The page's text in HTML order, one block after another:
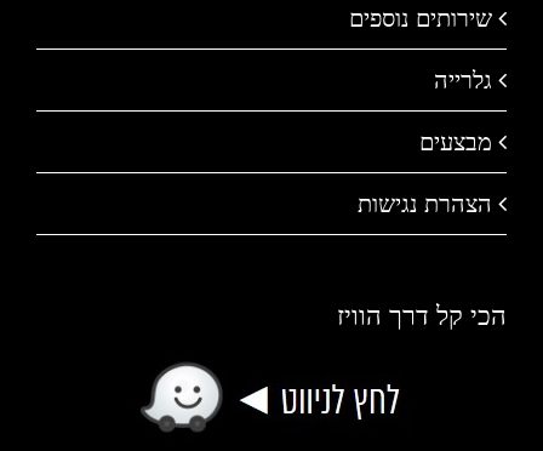
שירותים נוספים
גלרייה
מבצעים
הצהרת נגישות
הכי קל דרך הוויז